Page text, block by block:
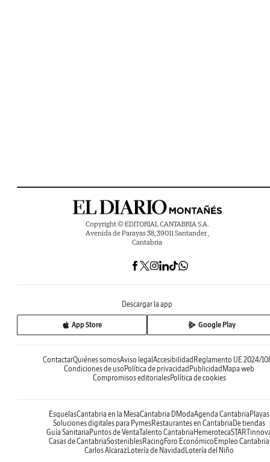
Copyright © EDITORIAL CANTABRIA S.A.
Avenida de Parayas 38, 39011 Santander ,
Cantabria
Descargar la app
App Store Google Play
ContactarQuiénes somosAviso legalAccesibilidadReglamento UE 2024/
Condiciones de usoPolítica de privacidadPublicidadMapa web
Compromisos editorialesPolítica de cookies
EsquelasCantabria en la MesaCantabria DModaAgenda CantabriaPlayas
Soluciones digitales para PymesRestaurantes en CantabriaDe tiendas
Guía SanitariaPuntos de VentaTalento CantabriaHemeroteca
Casas de CantabriaSosteniblesRacingForo EconómicoEmpleo Cantabria
Carlos AlcarazLotería de NavidadLotería del Niño